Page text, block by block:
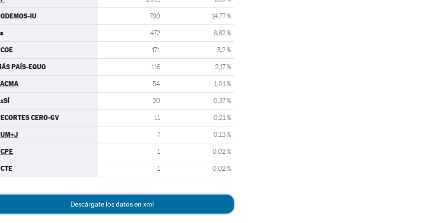
IU 790 14,77 %
472 8,82 %
171 3,2 %
PAÍS-EQUO 116 2,17 %
54 1,01 %
20 0,37 %
CERO-GV 11 0,21 %
7 0,13 %
1 0,02 %
1 0,02 %
Descárgate los datos en xml